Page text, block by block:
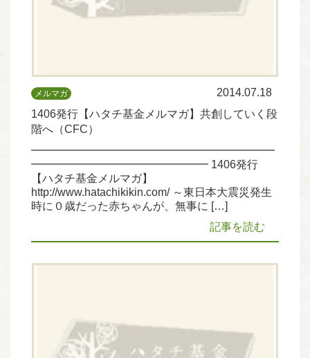
メルマガ
2014.07.18
1406発行【ハタチ基金メルマガ】共創していく段
階へ（CFC）
━━━━━━━━━━━━━━━━━━━━━━
━━━━━━━━━━━━━━━━ 1406発行
【ハタチ基金メルマガ】
http://www.hatachikikin.com/ ～東日本大震災発生
時に０歳だった赤ちゃんが、無事に […]
記事を読む